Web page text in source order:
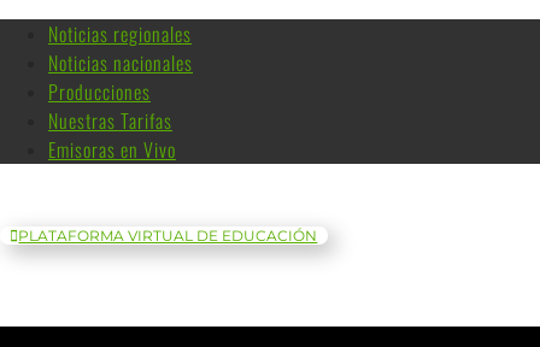
Noticias regionales
Noticias nacionales
Producciones
Nuestras Tarifas
Emisoras en Vivo
PLATAFORMA VIRTUAL DE EDUCACIÓN